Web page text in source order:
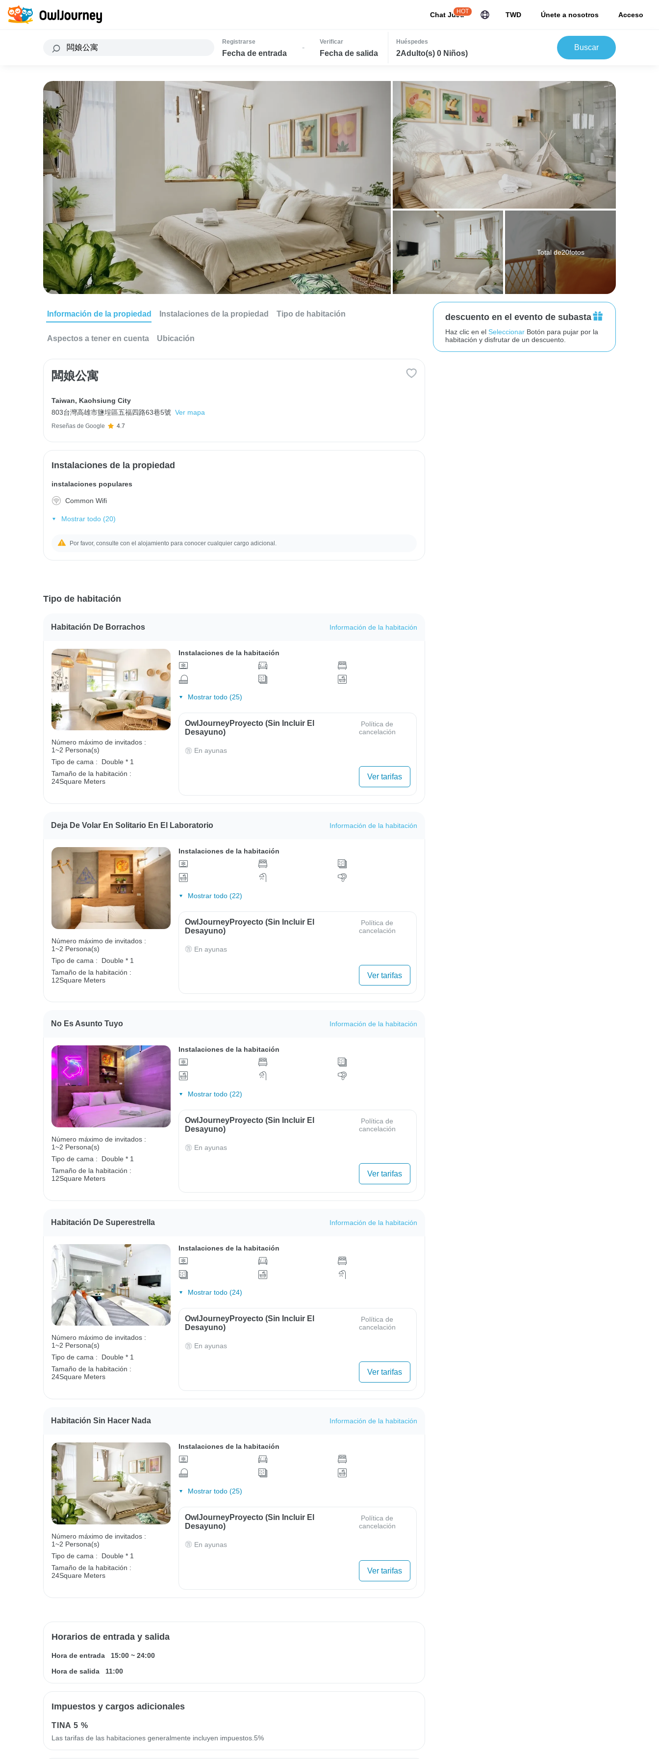
Chat JuJu
HOT TWD Únete a nosotros Acceso
Registrarse
Fecha de entrada
-
Verificar
Fecha de salida
Huéspedes
2Adulto(s) 0 Niños)
Buscar
Total de20fotos
Información de la propiedad Instalaciones de la propiedad Tipo de habitación
Aspectos a tener en cuenta Ubicación
闆娘公寓
Taiwan, Kaohsiung City
803台灣高雄市鹽埕區五福四路63巷5號 Ver mapa
Reseñas de Google 4.7
Instalaciones de la propiedad
instalaciones populares
Common Wifi
Mostrar todo (20)
Por favor, consulte con el alojamiento para conocer cualquier cargo adicional.
Tipo de habitación
Habitación De Borrachos Información de la habitación
Número máximo de invitados :
1~2 Persona(s)
Tipo de cama :
Double * 1
Tamaño de la habitación :
24Square Meters
Instalaciones de la habitación
Mostrar todo (25)
OwlJourneyProyecto (sin Incluir El
Desayuno)
Política de
cancelación
En ayunas
Ver tarifas
Deja De Volar En Solitario En El Laboratorio Información de la habitación
Número máximo de invitados :
1~2 Persona(s)
Tipo de cama :
Double * 1
Tamaño de la habitación :
12Square Meters
Instalaciones de la habitación
Mostrar todo (22)
OwlJourneyProyecto (sin Incluir El
Desayuno)
Política de
cancelación
En ayunas
Ver tarifas
No Es Asunto Tuyo Información de la habitación
Número máximo de invitados :
1~2 Persona(s)
Tipo de cama :
Double * 1
Tamaño de la habitación :
12Square Meters
Instalaciones de la habitación
Mostrar todo (22)
OwlJourneyProyecto (sin Incluir El
Desayuno)
Política de
cancelación
En ayunas
Ver tarifas
Habitación De Superestrella Información de la habitación
Número máximo de invitados :
1~2 Persona(s)
Tipo de cama :
Double * 1
Tamaño de la habitación :
24Square Meters
Instalaciones de la habitación
Mostrar todo (24)
OwlJourneyProyecto (sin Incluir El
Desayuno)
Política de
cancelación
En ayunas
Ver tarifas
Habitación Sin Hacer Nada Información de la habitación
Número máximo de invitados :
1~2 Persona(s)
Tipo de cama :
Double * 1
Tamaño de la habitación :
24Square Meters
Instalaciones de la habitación
Mostrar todo (25)
OwlJourneyProyecto (sin Incluir El
Desayuno)
Política de
cancelación
En ayunas
Ver tarifas
Horarios de entrada y salida
Hora de entrada 15:00 ~ 24:00
Hora de salida
11:00
Impuestos y cargos adicionales
TINA 5 %
Las tarifas de las habitaciones generalmente incluyen impuestos.5%
descuento en el evento de subasta
Haz clic en elSeleccionar Botón para pujar por la
habitación y disfrutar de un descuento.